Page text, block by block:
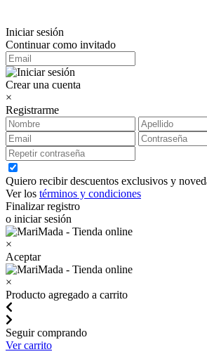
Iniciar sesión
Continuar como invitado
Crear una cuenta
×
Registrarme
Quiero recibir descuentos exclusivos y
Ver los términos y condiciones
Finalizar registro
o iniciar sesión
×
Aceptar
×
Producto agregado a carrito
Seguir comprando
Ver carrito